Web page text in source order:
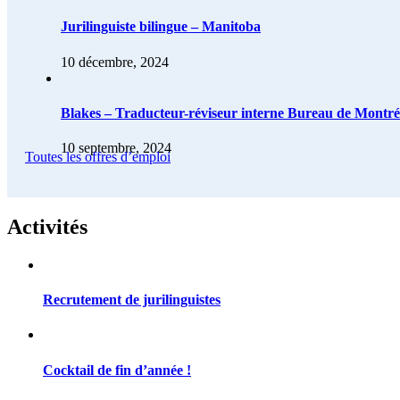
Jurilinguiste bilingue – Manitoba
10 décembre, 2024
Blakes – Traducteur-réviseur interne Bureau de
10 septembre, 2024
Toutes les offres d’emploi
Activités
Recrutement de jurilinguistes
Cocktail de fin d’année !